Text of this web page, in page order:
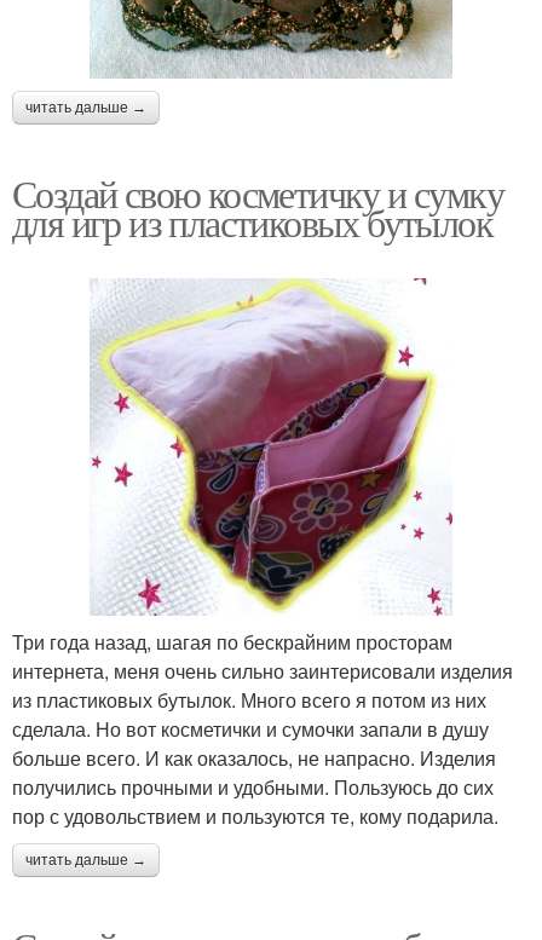
читать дальше →
Создай свою косметичку и сумку
для игр из пластиковых бутылок
Три года назад, шагая по бескрайним просторам
интернета, меня очень сильно заинтерисовали изделия
из пластиковых бутылок. Много всего я потом из них
сделала. Но вот косметички и сумочки запали в душу
больше всего. И как оказалось, не напрасно. Изделия
получились прочными и удобными. Пользуюсь до сих
пор с удовольствием и пользуются те, кому подарила.
читать дальше →